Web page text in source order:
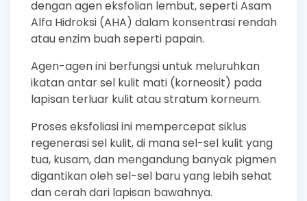
dengan agen eksfolian lembut, seperti Asam
Alfa Hidroksi (AHA) dalam konsentrasi rendah
atau enzim buah seperti papain.
Agen-agen ini berfungsi untuk meluruhkan
ikatan antar sel kulit mati (korneosit) pada
lapisan terluar kulit atau stratum korneum.
Proses eksfoliasi ini mempercepat siklus
regenerasi sel kulit, di mana sel-sel kulit yang
tua, kusam, dan mengandung banyak pigmen
digantikan oleh sel-sel baru yang lebih sehat
dan cerah dari lapisan bawahnya.